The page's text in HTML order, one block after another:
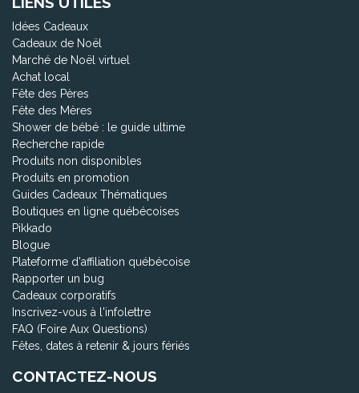
Idées Cadeaux
Cadeaux de Noël
Marché de Noël virtuel
Achat local
Fête des Pères
Fête des Mères
Shower de bébé : le guide ultime
Recherche rapide
Produits non disponibles
Produits en promotion
Guides Cadeaux Thématiques
Boutiques en ligne québécoises
Pikkado
Blogue
Plateforme d'affiliation québécoise
Rapporter un bug
Cadeaux corporatifs
Inscrivez-vous à l'infolettre
FAQ (Foire Aux Questions)
Fêtes, dates à retenir & jours fériés
CONTACTEZ-NOUS